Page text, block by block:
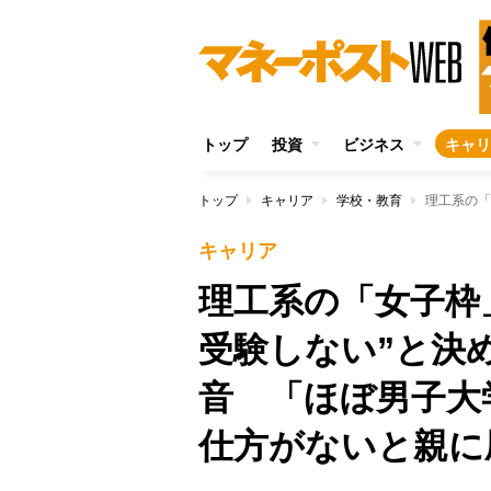
トップ 投資 ビジネス キャ
トップ キャリア 学校・教育
キャリア
理工系の「女子
受験しない”と決
音 「ほぼ男子大
仕方がないと親に